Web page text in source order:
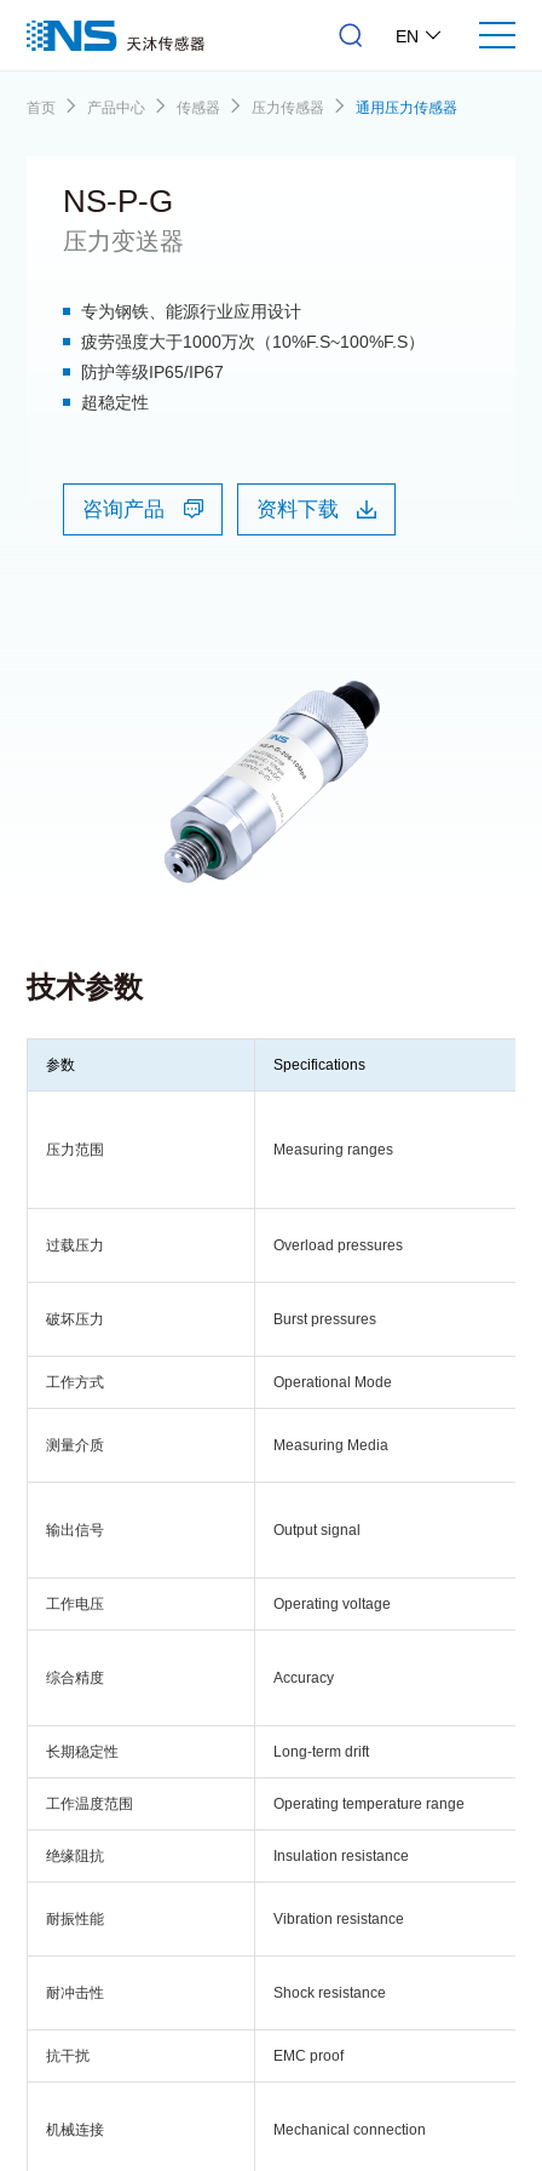
EN
首页 产品中心 传感器 压力传感器 通用压力传感器
NS-P-G
压力变送器
专为钢铁、能源行业应用设计
疲劳强度大于1000万次（10%F.S~100%F.S）
防护等级IP65/IP67
超稳定性
咨询产品 资料下载
技术参数
参数 Specifications
压力范围 Measuring ranges
过载压力 Overload pressures
破坏压力 Burst pressures
工作方式 Operational Mode
测量介质 Measuring Media
输出信号 Output signal
工作电压 Operating voltage
综合精度 Accuracy
长期稳定性 Long-term drift
工作温度范围 Operating temperature range
绝缘阻抗 Insulation resistance
耐振性能 Vibration resistance
耐冲击性 Shock resistance
抗干扰 EMC proof
机械连接 Mechanical connection